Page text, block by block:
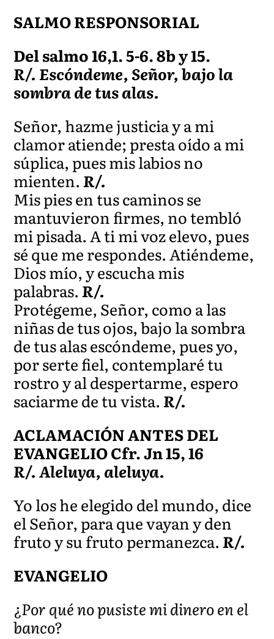
SALMO RESPONSORIAL
Del salmo 16,1. 5-6. 8b y 15.
R/. Escóndeme, Señor, bajo la
sombra de tus alas.
Señor, hazme justicia y a mi
clamor atiende; presta oído a mi
súplica, pues mis labios no
mienten.R/.
Mis pies en tus caminos se
mantuvieron firmes, no tembló
mi pisada. A ti mi voz elevo, pues
sé que me respondes. Atiéndeme,
Dios mío, y escucha mis
palabras.R/.
Protégeme, Señor, como a las
niñas de tus ojos, bajo la sombra
de tus alas escóndeme, pues yo,
por serte fiel, contemplaré tu
rostro y al despertarme, espero
saciarme de tu vista.R/.
ACLAMACIÓN ANTES DEL
EVANGELIO Cfr. Jn 15, 16
R/. Aleluya, aleluya.
Yo los he elegido del mundo, dice
el Señor, para que vayan y den
fruto y su fruto permanezca.R/.
EVANGELIO
¿Por qué no pusiste mi dinero en el
banco?